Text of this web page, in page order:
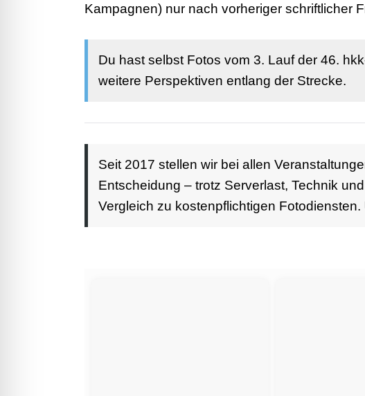
Kampagnen) nur nach vorheriger schriftlicher
Du hast selbst Fotos vom 3. Lauf der 46.
weitere Perspektiven entlang der Strecke.
Seit 2017 stellen wir bei allen
Entscheidung – trotz Serverlast, Technik
Vergleich zu kostenpflichtigen